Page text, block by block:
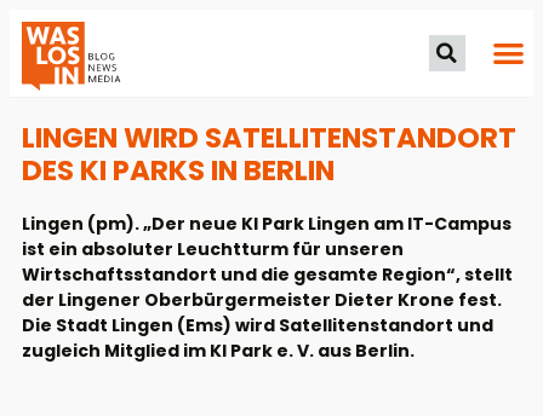
LINGEN WIRD SATELLITENSTANDORT
DES KI PARKS IN BERLIN
Lingen (pm). „Der neue KI Park Lingen am IT-Campus
ist ein absoluter Leuchtturm für unseren
Wirtschaftsstandort und die gesamte Region“, stellt
der Lingener Oberbürgermeister Dieter Krone fest.
Die Stadt Lingen (Ems) wird Satellitenstandort und
zugleich Mitglied im KI Park e. V. aus Berlin.